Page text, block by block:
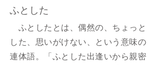
ふとした
ふとしたとは、偶然の、ちょっと
した、思いがけない、という意味の
連体語。「ふとした出逢いから親密